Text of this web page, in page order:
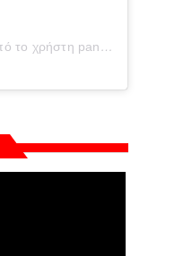
Η δημοσίευση κοινοποιήθηκε από το χρήστη panionianea.gr (@panionianea.gr)